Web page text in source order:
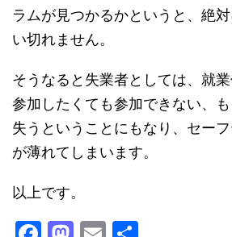
ラムが見つかるかというと、絶
い切れません。
そうなると失業者としては、就
参加したくても参加できない、
失うということにもなり、セー
が薄れてしまいます。
以上です。